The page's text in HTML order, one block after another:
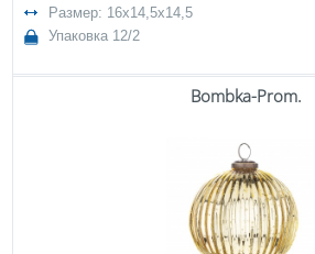
Размер: 16x14,5x14,5
Упаковка 12/2
Bombka-Prom.